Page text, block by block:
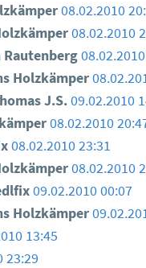
08.02.2010
08.02.2010
Rautenberg
Holzkämper
J.S.09.02.2010
08.02.2010
08.02.2010 23:31
08.02.2010
09.02.2010 00:07
Holzkämper
13:45
23:29